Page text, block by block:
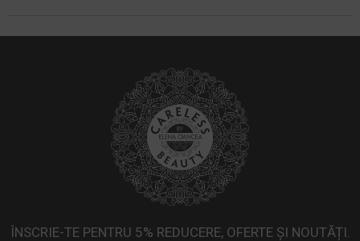
ÎNSCRIE-TE PENTRU 5% REDUCERE, OFERTE ȘI NOUTĂȚI.